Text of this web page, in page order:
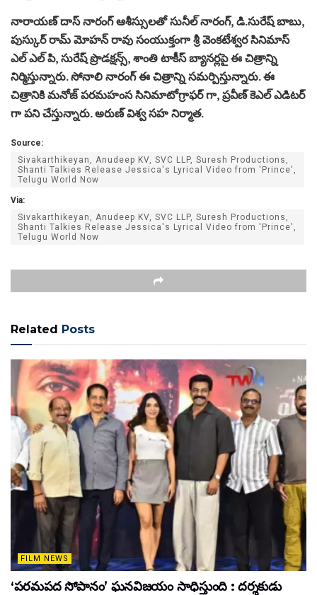
నారాయణ్ దాస్ నారంగ్ ఆశీస్సులతో సునీల్ నారంగ్, డి.సురేష్ బాబు,
పుస్కుర్ రామ్ మోహన్ రావు సంయుక్తంగా శ్రీ వెంకటేశ్వర సినిమాస్
ఎల్ ఎల్ పి, సురేష్ ప్రొడక్షన్స్, శాంతి టాకీస్ బ్యానర్లపై ఈ చిత్రాన్ని
నిర్మిస్తున్నారు. సోనాలి నారంగ్‌ ఈ చిత్రాన్ని సమర్పిస్తున్నారు. ఈ
చిత్రానికి మనోజ్ పరమహంస సినిమాటోగ్రాఫర్ గా, ప్రవీణ్ కెఎల్ ఎడిటర్
గా పని చేస్తున్నారు. అరుణ్ విశ్వ సహ నిర్మాత.
Source:
Sivakarthikeyan, Anudeep KV, SVC LLP, Suresh Productions,
Shanti Talkies Release Jessica's Lyrical Video from 'Prince',
Telugu World Now
Via:
Sivakarthikeyan, Anudeep KV, SVC LLP, Suresh Productions,
Shanti Talkies Release Jessica's Lyrical Video from 'Prince',
Telugu World Now
Related Posts
FILM NEWS
‘పరమపద సోపానం’ ఘనవిజయం సాధిస్తుంది : దర్శకుడు